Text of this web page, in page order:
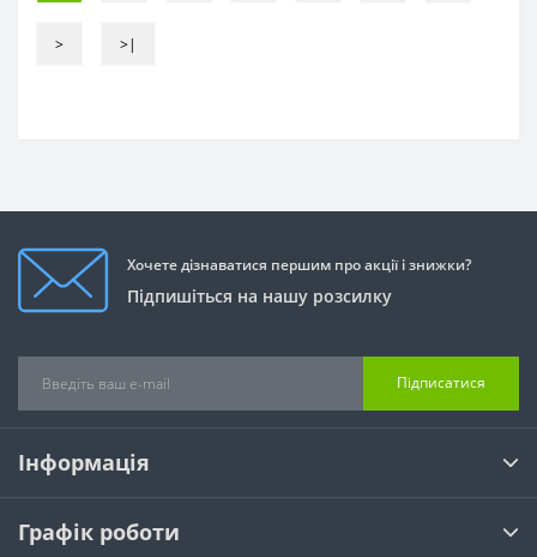
> >|
Хочете дізнаватися першим про акції і знижки?
Підпишіться на нашу розсилку
Підписатися
Інформація
Графік роботи